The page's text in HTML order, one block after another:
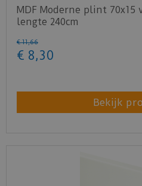
MDF Moderne plint 70x15
lengte 240cm
€ 11,66
€ 8,30
Bekijk